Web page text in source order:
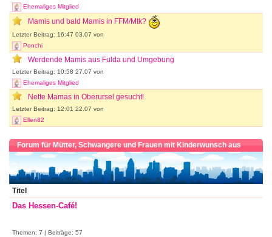
Ehemaliges Mitglied
Mamis und bald Mamis in FFM/Mtk?
Letzter Beitrag: 16:47 03.07 von
Ponchi
Werdende Mamis aus Fulda und Umgebung
Letzter Beitrag: 10:58 27.07 von
Ehemaliges Mitglied
Nette Mamas in Oberursel gesucht!
Letzter Beitrag: 12:01 22.07 von
Ellen82
Forum für Mütter, Schwangere und Frauen mit Kinderwunsch aus
Hessen
Titel
Das Hessen-Café!
Themen: 7 | Beiträge: 57